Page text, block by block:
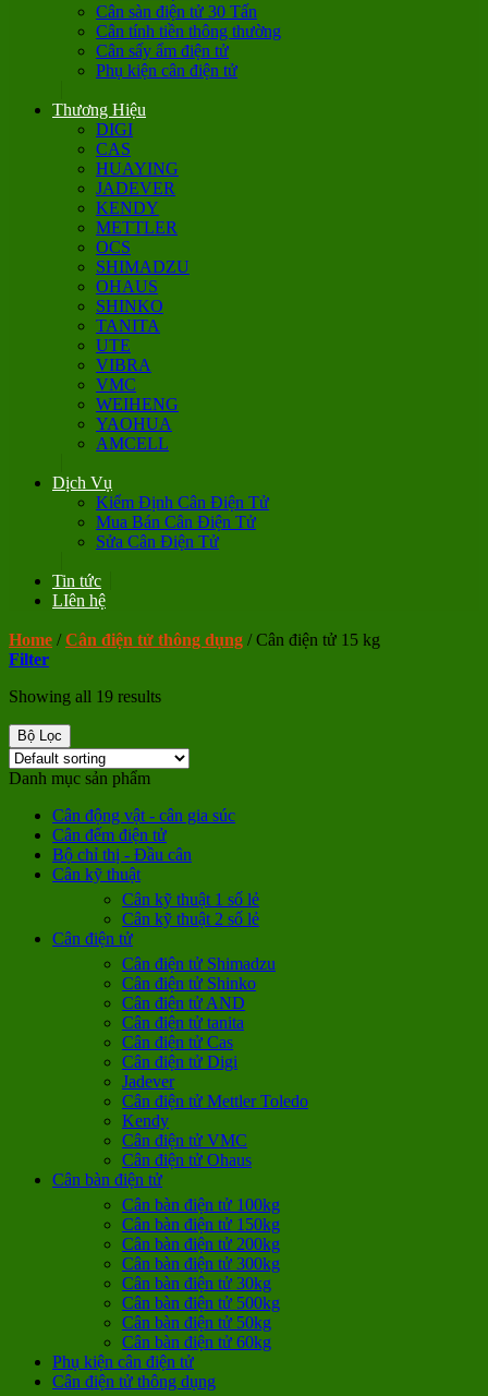
Cân sàn điện tử 30 Tấn
Cân tính tiền thông thường
Cân sấy ẩm điện tử
Phụ kiện cân điện tử
Thương Hiệu
DIGI
CAS
HUAYING
JADEVER
KENDY
METTLER
OCS
SHIMADZU
OHAUS
SHINKO
TANITA
UTE
VIBRA
VMC
WEIHENG
YAOHUA
AMCELL
Dịch Vụ
Kiểm Định Cân Điện Tử
Mua Bán Cân Điện Tử
Sửa Cân Điện Tử
Tin tức
LIên hệ
Home / Cân điện tử thông dụng /Cân điện tử 15 kg
Filter
Showing all 19 results
Bộ Lọc
Danh mục sản phẩm
Cân động vật - cân gia súc
Cân đếm điện tử
Bộ chỉ thị - Đầu cân
Cân kỹ thuật
Cân kỹ thuật 1 số lẻ
Cân kỹ thuật 2 số lẻ
Cân điện tử
Cân điện tử Shimadzu
Cân điện tử Shinko
Cân điện tử AND
Cân điện tử tanita
Cân điện tử Cas
Cân điện tử Digi
Jadever
Cân điện tử Mettler Toledo
Kendy
Cân điện tử VMC
Cân điện tử Ohaus
Cân bàn điện tử
Cân bàn điện tử 100kg
Cân bàn điện tử 150kg
Cân bàn điện tử 200kg
Cân bàn điện tử 300kg
Cân bàn điện tử 30kg
Cân bàn điện tử 500kg
Cân bàn điện tử 50kg
Cân bàn điện tử 60kg
Phụ kiện cân điện tử
Cân điện tử thông dụng